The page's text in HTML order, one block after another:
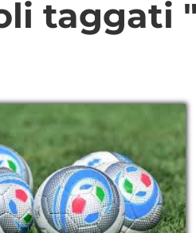
taggati